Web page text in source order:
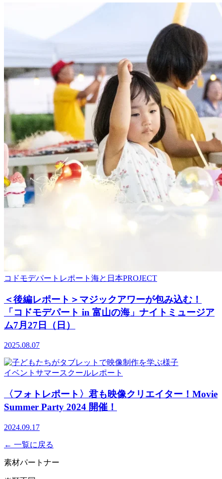
コドモデパート レポート 海と日本PROJECT
＜後編レポート＞マジックアワーが包み込む！
「コドモデパート in 富山の海」ナイトミュージア
ム7月27日（日）
2025.08.07
イベント サマースクールレポート
〈フォトレポート〉君も映像クリエイター！Movie
Summer Party 2024 開催！
2024.09.17
← 一覧に戻る
素材パートナー